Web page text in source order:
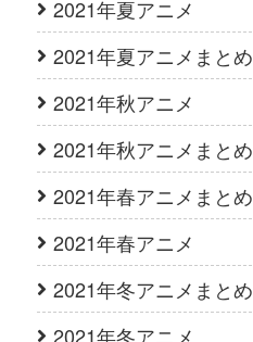
2021年夏アニメ
2021年夏アニメまとめ
2021年秋アニメ
2021年秋アニメまとめ
2021年春アニメまとめ
2021年春アニメ
2021年冬アニメまとめ
2021年冬アニメ